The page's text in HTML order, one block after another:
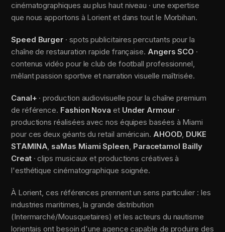
cinématographiques au plus haut niveau · une expertise
que nous apportons à Lorient et dans tout le Morbihan.
Speed Burger · spots publicitaires percutants pour la
chaîne de restauration rapide française. Angers SCO ·
contenus vidéo pour le club de football professionnel,
mêlant passion sportive et narration visuelle maîtrisée.
Canal+ · production audiovisuelle pour la chaîne premium
de référence. Fashion Nova et Under Armour·
productions réalisées avec nos équipes basées à Miami
pour ces deux géants du retail américain. AHOOD, DUKE
STAMINA, saMas Miami Spleen, Paracetamol Bailly
Creat· clips musicaux et productions créatives à
l'esthétique cinématographique soignée.
À Lorient, ces références prennent un sens particulier : les
industries maritimes, la grande distribution
(Intermarché/Mousquetaires) et les acteurs du nautisme
lorientais ont besoin d'une agence capable de produire des